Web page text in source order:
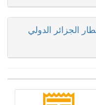
الجزائر الدولي